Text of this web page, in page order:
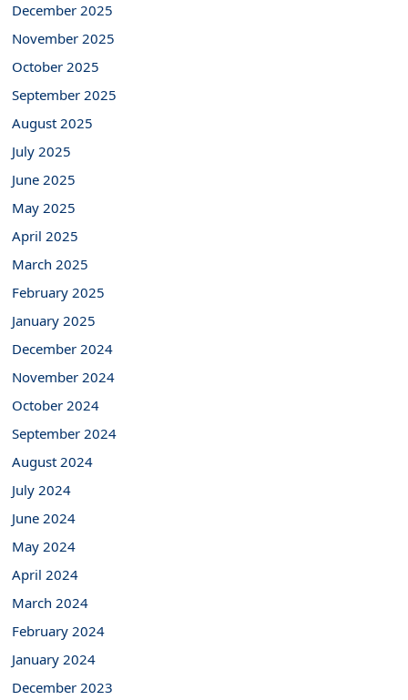
December 2025
November 2025
October 2025
September 2025
August 2025
July 2025
June 2025
May 2025
April 2025
March 2025
February 2025
January 2025
December 2024
November 2024
October 2024
September 2024
August 2024
July 2024
June 2024
May 2024
April 2024
March 2024
February 2024
January 2024
December 2023